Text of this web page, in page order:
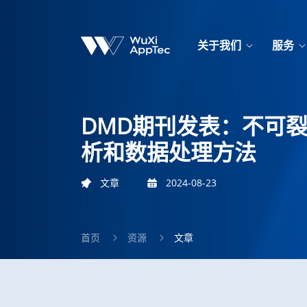
关于我们 服务
DMD期刊发表：不可
析和数据处理方法
文章 2024-08-23
首页 资源 文章